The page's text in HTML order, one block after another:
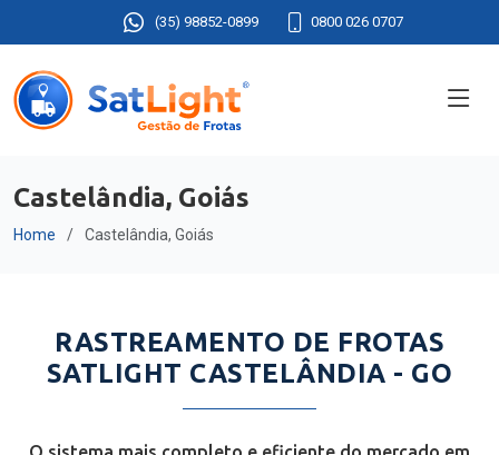
(35) 98852-0899 0800 026 0707
Castelândia, Goiás
Home Castelândia, Goiás
RASTREAMENTO DE FROTAS
SATLIGHT CASTELÂNDIA - GO